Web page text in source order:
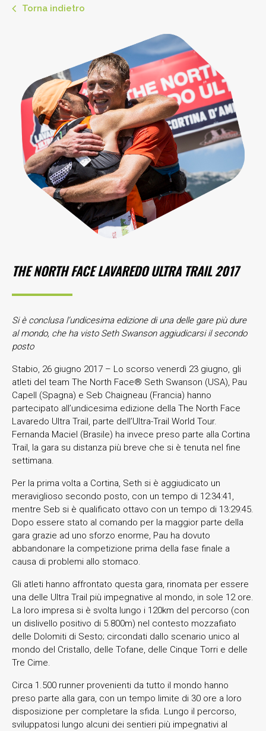
Torna indietro
THE NORTH FACE LAVAREDO ULTRA TRAIL 2017
Si è conclusa l’undicesima edizione di una delle gare più dure
al mondo, che ha visto Seth Swanson aggiudicarsi il secondo
posto
Stabio, 26 giugno 2017 – Lo scorso venerdì 23 giugno, gli
atleti del team The North Face® Seth Swanson (USA), Pau
Capell (Spagna) e Seb Chaigneau (Francia) hanno
partecipato all’undicesima edizione della The North Face
Lavaredo Ultra Trail, parte dell’Ultra-Trail World Tour.
Fernanda Maciel (Brasile) ha invece preso parte alla Cortina
Trail, la gara su distanza più breve che si è tenuta nel fine
settimana.
Per la prima volta a Cortina, Seth si è aggiudicato un
meraviglioso secondo posto, con un tempo di 12:34:41,
mentre Seb si è qualificato ottavo con un tempo di 13:29:45.
Dopo essere stato al comando per la maggior parte della
gara grazie ad uno sforzo enorme, Pau ha dovuto
abbandonare la competizione prima della fase finale a
causa di problemi allo stomaco.
Gli atleti hanno affrontato questa gara, rinomata per essere
una delle Ultra Trail più impegnative al mondo, in sole 12 ore.
La loro impresa si è svolta lungo i 120km del percorso (con
un dislivello positivo di 5.800m) nel contesto mozzafiato
delle Dolomiti di Sesto; circondati dallo scenario unico al
mondo del Cristallo, delle Tofane, delle Cinque Torri e delle
Tre Cime.
Circa 1.500 runner provenienti da tutto il mondo hanno
preso parte alla gara, con un tempo limite di 30 ore a loro
disposizione per completare la sfida. Lungo il percorso,
sviluppatosi lungo alcuni dei sentieri più impegnativi al